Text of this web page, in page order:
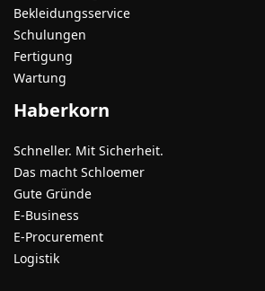
Bekleidungsservice
Schulungen
Fertigung
Wartung
Haberkorn
Schneller. Mit Sicherheit.
Das macht Schloemer
Gute Gründe
E-Business
E-Procurement
Logistik